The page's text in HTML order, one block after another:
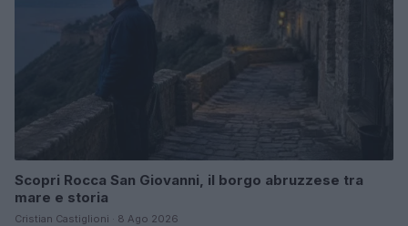
Scopri Rocca San Giovanni, il borgo abruzzese tra
mare e storia
Cristian Castiglioni · 8 Ago 2026